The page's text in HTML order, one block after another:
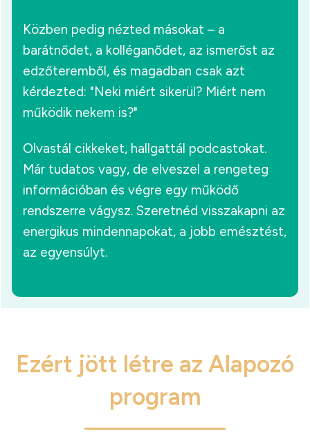
Közben pedig nézted másokat – a
barátnődet, a kolléganődet, az ismerőst az
edzőteremből, és magadban csak azt
kérdezted: "Neki miért sikerül? Miért nem
működik nekem is?"
Olvastál cikkeket, hallgattál podcastokat.
Már tudatos vagy, de elveszel a rengeteg
információban és végre egy működő
rendszerre vágysz. Szeretnéd visszakapni az
energikus mindennapokat, a jobb emésztést,
az egyensúlyt.
Ezért jött létre az Alapozó
program